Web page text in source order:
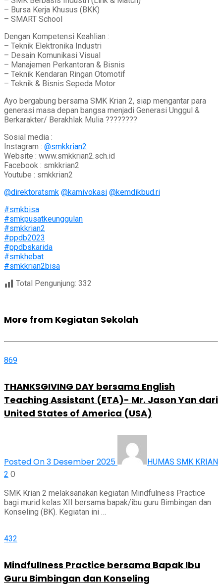
– Bursa Kerja Khusus (BKK)
– SMART School
Dengan Kompetensi Keahlian :
– Teknik Elektronika Industri
– Desain Komunikasi Visual
– Manajemen Perkantoran & Bisnis
– Teknik Kendaran Ringan Otomotif
– Teknik & Bisnis Sepeda Motor
Ayo bergabung bersama SMK Krian 2, siap mengantar para
generasi masa depan bangsa menjadi Generasi Unggul &
Berkarakter/ Berakhlak Mulia ????????
Sosial media :
Instagram : @smkkrian2
Website : www.smkkrian2.sch.id
Facebook : smkkrian2
Youtube : smkkrian2
@direktoratsmk @kamivokasi @kemdikbud.ri
#smkbisa
#smkpusatkeunggulan
#smkkrian2
#ppdb2023
#ppdbskarida
#smkhebat
#smkkrian2bisa
Total Pengunjung: 332
More from Kegiatan Sekolah
869
THANKSGIVING DAY bersama English
Teaching Assistant (ETA)- Mr. Jason Yan dari
United States of America (USA)
Posted On 3 Desember 2025
HUMAS SMK KRIAN
2 0
SMK Krian 2 melaksanakan kegiatan Mindfulness Practice
bagi murid kelas XII bersama bapak/ibu guru Bimbingan dan
Konseling (BK). Kegiatan ini …
432
Mindfullness Practice bersama Bapak Ibu
Guru Bimbingan dan Konseling